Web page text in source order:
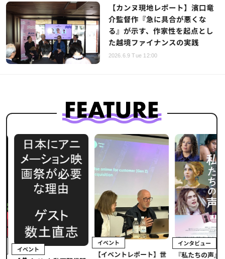
【カンヌ現地レポート】濱口竜
介監督作『急に具合が悪くな
る』が示す、作家性を起点とし
た越境ファイナンスの実践
2026.6.9 Tue 12:00
イベント
イベント
【イベントレポート】世
インタビュー
『私たちの声』